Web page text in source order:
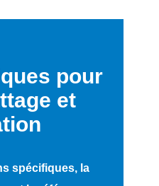
pour
et
spécifiques, la